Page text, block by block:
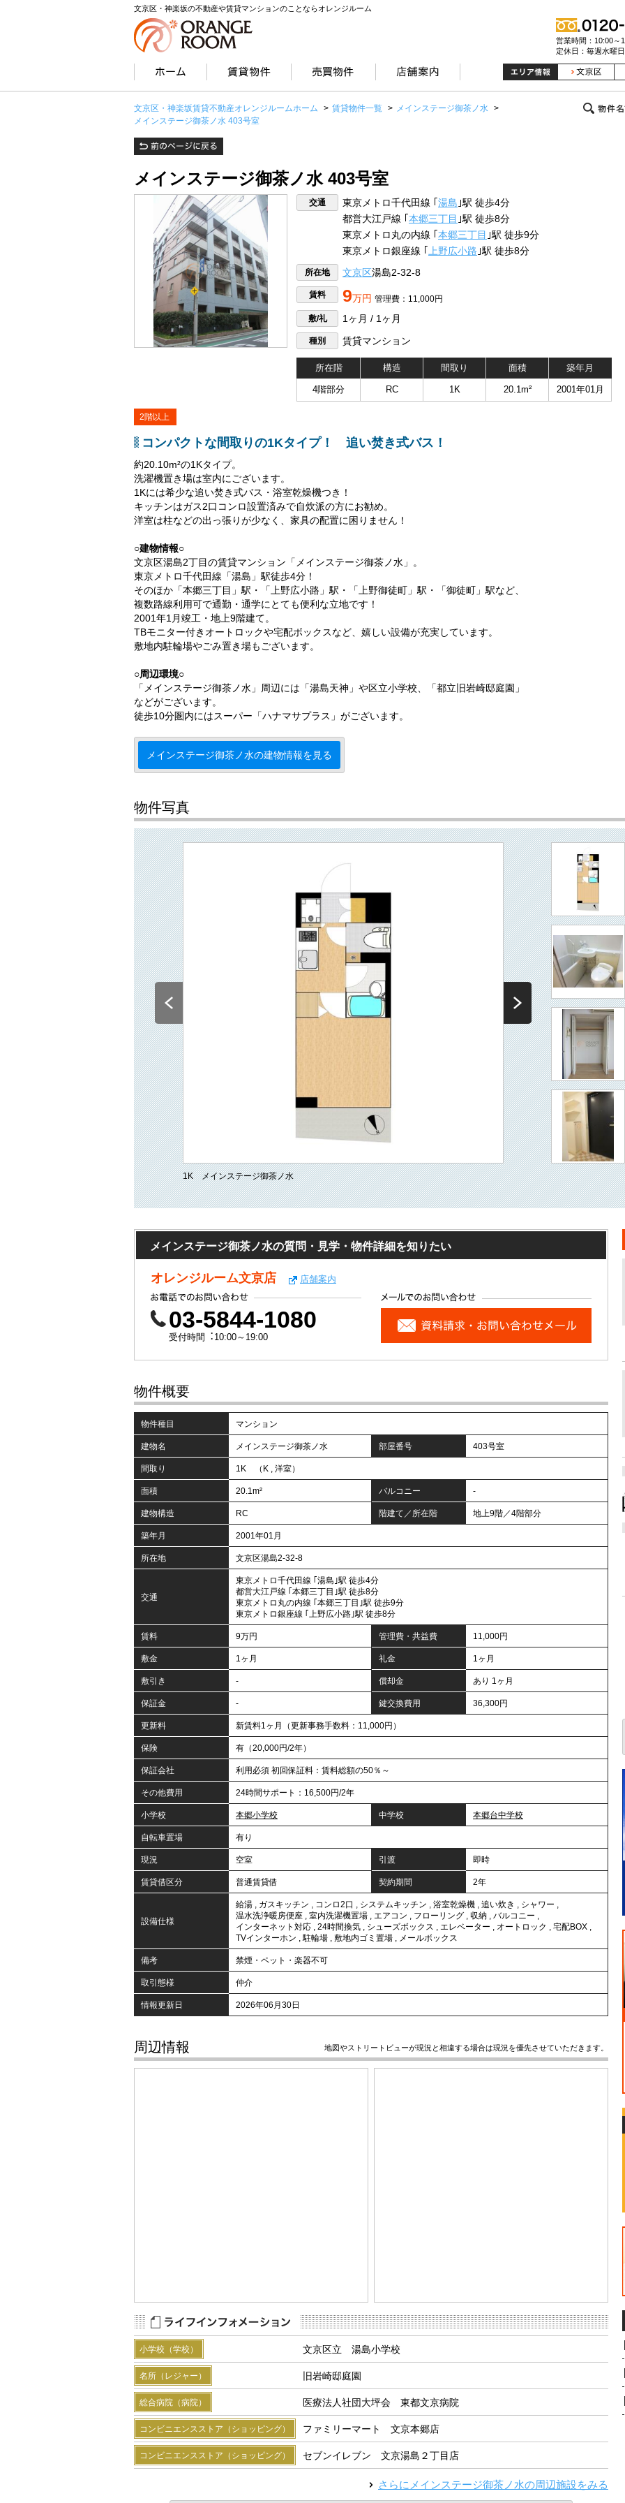
文京区・神楽坂の不動産や賃貸マンションのことならオレンジルーム
営業時間：10:00～
定休日：毎週水曜日
文京区・神楽坂賃貸不動産オレンジルームホーム > 賃貸物件一覧 > メインステージ御茶ノ水 >
メインステージ御茶ノ水 403号室
メインステージ御茶ノ水 403号室
交通 東京メトロ千代田線 ｢ 湯島 ｣駅 徒歩4分
都営大江戸線 ｢ 本郷三丁目 ｣駅 徒歩8分
東京メトロ丸の内線 ｢ 本郷三丁目 ｣駅 徒歩9分
東京メトロ銀座線 ｢ 上野広小路 ｣駅 徒歩8分
所在地 文京区湯島2-32-8
賃料 9万円 管理費：11,000円
敷/礼
1ヶ月 / 1ヶ月
種別 賃貸マンション
所在階 構造 間取り 面積 築年月
4階部分 RC 1K 20.1m² 2001年01月
2階以上
コンパクトな間取りの1Kタイプ！ 追い焚き式バス！
約20.10m²の1Kタイプ。
洗濯機置き場は室内にございます。
1Kには希少な追い焚き式バス・浴室乾燥機つき！
キッチンはガス2口コンロ設置済みで自炊派の方にお勧め。
洋室は柱などの出っ張りが少なく、家具の配置に困りません！
○建物情報○
文京区湯島2丁目の賃貸マンション「メインステージ御茶ノ水」。
東京メトロ千代田線「湯島」駅徒歩4分！
そのほか「本郷三丁目」駅・「上野広小路」駅・「上野御徒町」駅・「御徒町」駅など、
複数路線利用可で通勤・通学にとても便利な立地です！
2001年1月竣工・地上9階建て。
TBモニター付きオートロックや宅配ボックスなど、嬉しい設備が充実しています。
敷地内駐輪場やごみ置き場もございます。
○周辺環境○
「メインステージ御茶ノ水」周辺には「湯島天神」や区立小学校、「都立旧岩崎邸庭園」
などがございます。
徒歩10分圏内にはスーパー「ハナマサプラス」がございます。
メインステージ御茶ノ水の建物情報を見る
物件写真
1K メインステージ御茶ノ水
メインステージ御茶ノ水の質問・見学・物件詳細を知りたい
オレンジルーム文京店 店舗案内
03-5844-1080
受付時間︓10:00～19:00
物件概要
物件種目 マンション
建物名 メインステージ御茶ノ水 部屋番号 403号室
間取り 1K （K , 洋室）
面積 20.1m² バルコニー -
建物構造 RC 階建て／所在階 地上9階／4階部分
築年月 2001年01月
所在地 文京区湯島2-32-8
交通
東京メトロ千代田線 ｢湯島｣駅 徒歩4分
都営大江戸線 ｢本郷三丁目｣駅 徒歩8分
東京メトロ丸の内線 ｢本郷三丁目｣駅 徒歩9分
東京メトロ銀座線 ｢上野広小路｣駅 徒歩8分
賃料 9万円 管理費・共益費 11,000円
敷金 1ヶ月 礼金 1ヶ月
敷引き - 償却金 あり 1ヶ月
保証金 - 鍵交換費用 36,300円
更新料 新賃料1ヶ月（更新事務手数料：11,000円）
保険 有（20,000円/2年）
保証会社 利用必須 初回保証料：賃料総額の50％～
その他費用 24時間サポート：16,500円/2年
小学校 本郷小学校 中学校 本郷台中学校
自転車置場 有り
現況 空室 引渡 即時
賃貸借区分 普通賃貸借 契約期間 2年
設備仕様
給湯 , ガスキッチン , コンロ2口 , システムキッチン , 浴室乾燥機 , 追い炊き , シャワー ,
温水洗浄暖房便座 , 室内洗濯機置場 , エアコン , フローリング , 収納 , バルコニー ,
インターネット対応 , 24時間換気 , シューズボックス , エレベーター , オートロック , 宅配BOX ,
TVインターホン ,駐輪場 , 敷地内ゴミ置場 , メールボックス
備考 禁煙・ペット・楽器不可
取引態様 仲介
情報更新日 2026年06月30日
周辺情報 地図やストリートビューが現況と相違する場合は現況を優先させていただきます。
小学校（学校） 文京区立 湯島小学校
名所（レジャー） 旧岩崎邸庭園
総合病院（病院） 医療法人社団大坪会 東都文京病院
コンビニエンスストア（ショッピング） ファミリーマート 文京本郷店
コンビニエンスストア（ショッピング） セブンイレブン 文京湯島２丁目店
さらに メインステージ御茶ノ水の周辺施設をみる